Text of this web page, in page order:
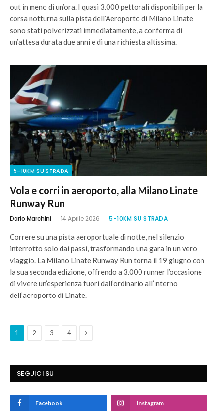
out in meno di un’ora. I quasi 3.000 pettorali disponibili per la
corsa notturna sulla pista dell’Aeroporto di Milano Linate
sono stati polverizzati immediatamente, a conferma di
un’attesa durata due anni e di una richiesta altissima.
5-10KM SU STRADA
Vola e corri in aeroporto, alla Milano Linate
Runway Run
Dario Marchini 14 Aprile 2026 5-10KM SU STRADA
Correre su una pista aeroportuale di notte, nel silenzio
interrotto solo dai passi, trasformando una gara in un vero
viaggio. La Milano Linate Runway Run torna il 19 giugno con
la sua seconda edizione, offrendo a 3.000 runner l’occasione
di vivere un’esperienza fuori dall’ordinario all’interno
dell’aeroporto di Linate.
1 2 3 4 Next
SEGUICI SU
Facebook Instagram